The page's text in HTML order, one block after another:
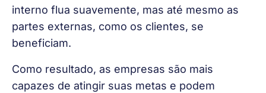
interno flua suavemente, mas até mesmo as
partes externas, como os clientes, se
beneficiam.
Como resultado, as empresas são mais
capazes de atingir suas metas e podem